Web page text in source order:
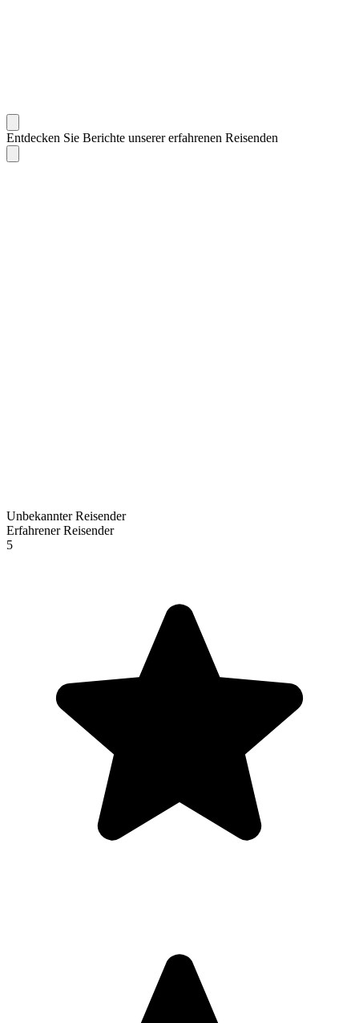
Entdecken Sie Berichte unserer erfahrenen Reisenden
Unbekannter Reisender
Erfahrener Reisender
5